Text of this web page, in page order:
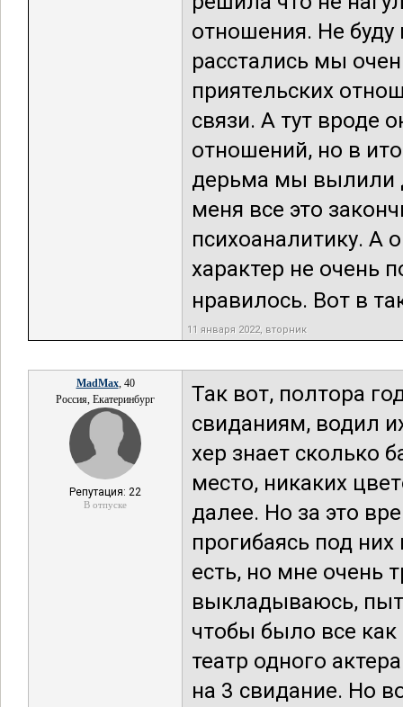
отношения. Не
расстались мы
приятельских
связи. А тут вроде
отношений, но в
дерьма мы вылили
меня все это
психоаналитику. А
характер не очень
нравилось. Вот в
11 января 2022, вторник
MadMax, 40
Россия, Екатеринбург
Репутация: 22
В отпуске
Так вот, полтора
свиданиям, водил
хер знает сколько
место, никаких
далее. Но за это
прогибаясь под
есть, но мне очень
выкладываюсь,
чтобы было все
театр одного
на 3 свидание. Но